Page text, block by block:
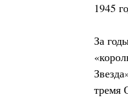
1945
За
тремя